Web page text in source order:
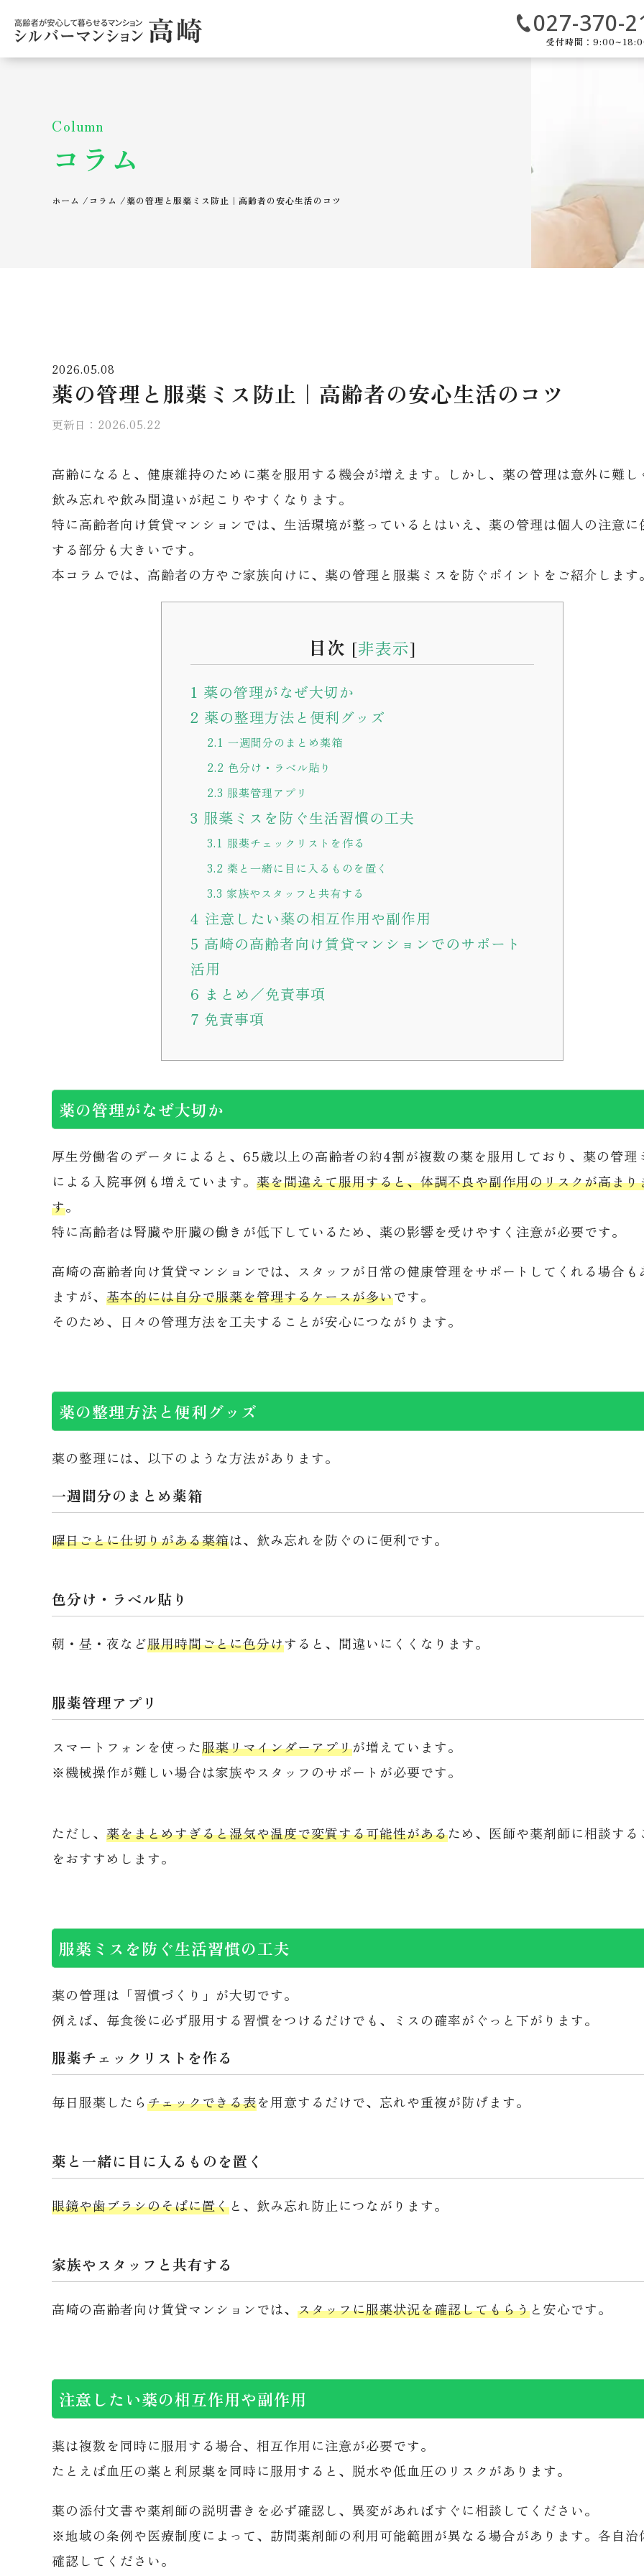
027-370-
受付時間：
Column
コラム
ホーム / コラム /薬の管理と服薬ミス防止｜高齢者の安心生活のコツ
2026.05.08
薬の管理と服薬ミス防止｜高齢者の安心生活のコツ
更新日：2026.05.22
高齢になると、健康維持のために薬を服用する機会が増えます。しかし、薬の管理は意外に難し
飲み忘れや飲み間違いが起こりやすくなります。
特に高齢者向け賃貸マンションでは、生活環境が整っているとはいえ、薬の管理は個人の注意に
する部分も大きいです。
本コラムでは、高齢者の方やご家族向けに、薬の管理と服薬ミスを防ぐポイントをご紹介します
目次 [非表示]
1 薬の管理がなぜ大切か
2 薬の整理方法と便利グッズ
2.1 一週間分のまとめ薬箱
2.2 色分け・ラベル貼り
2.3 服薬管理アプリ
3 服薬ミスを防ぐ生活習慣の工夫
3.1 服薬チェックリストを作る
3.2 薬と一緒に目に入るものを置く
3.3 家族やスタッフと共有する
4 注意したい薬の相互作用や副作用
5 高崎の高齢者向け賃貸マンションでのサポート
活用
6 まとめ／免責事項
7 免責事項
薬の管理がなぜ大切か
厚生労働省のデータによると、65歳以上の高齢者の約4割が複数の薬を服用しており、薬の管理
による入院事例も増えています。 薬を間違えて服用すると、体調不良や副作用のリスクが高まり
す。
特に高齢者は腎臓や肝臓の働きが低下しているため、薬の影響を受けやすく注意が必要です。
高崎の高齢者向け賃貸マンションでは、スタッフが日常の健康管理をサポートしてくれる場合も
ますが、 基本的には自分で服薬を管理するケースが多いです。
そのため、日々の管理方法を工夫することが安心につながります。
薬の整理方法と便利グッズ
薬の整理には、以下のような方法があります。
一週間分のまとめ薬箱
曜日ごとに仕切りがある薬箱は、飲み忘れを防ぐのに便利です。
色分け・ラベル貼り
朝・昼・夜など服用時間ごとに色分けすると、間違いにくくなります。
服薬管理アプリ
スマートフォンを使った服薬リマインダーアプリが増えています。
※機械操作が難しい場合は家族やスタッフのサポートが必要です。
ただし、 薬をまとめすぎると湿気や温度で変質する可能性があるため、医師や薬剤師に相談する
をおすすめします。
服薬ミスを防ぐ生活習慣の工夫
薬の管理は「習慣づくり」が大切です。
例えば、毎食後に必ず服用する習慣をつけるだけでも、ミスの確率がぐっと下がります。
服薬チェックリストを作る
毎日服薬したらチェックできる表を用意するだけで、忘れや重複が防げます。
薬と一緒に目に入るものを置く
眼鏡や歯ブラシのそばに置くと、飲み忘れ防止につながります。
家族やスタッフと共有する
高崎の高齢者向け賃貸マンションでは、 スタッフに服薬状況を確認してもらうと安心です。
注意したい薬の相互作用や副作用
薬は複数を同時に服用する場合、相互作用に注意が必要です。
たとえば血圧の薬と利尿薬を同時に服用すると、脱水や低血圧のリスクがあります。
薬の添付文書や薬剤師の説明書きを必ず確認し、異変があればすぐに相談してください。
※地域の条例や医療制度によって、訪問薬剤師の利用可能範囲が異なる場合があります。各自治
確認してください。